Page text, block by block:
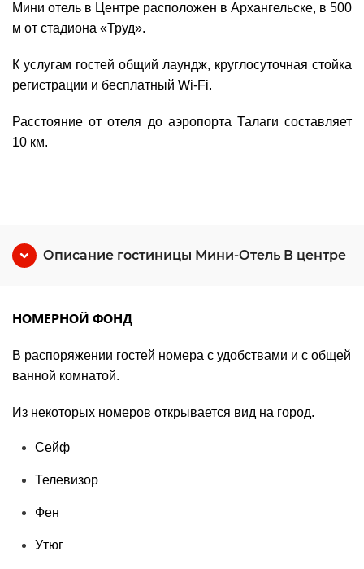
Мини отель в Центре расположен в Архангельске, в 500
м от стадиона «Труд».
К услугам гостей общий лаундж, круглосуточная стойка
регистрации и бесплатный Wi-Fi.
Расстояние от отеля до аэропорта Талаги составляет
10 км.
Описание гостиницы Мини-Отель В центре
НОМЕРНОЙ ФОНД
В распоряжении гостей номера с удобствами и с общей
ванной комнатой.
Из некоторых номеров открывается вид на город.
Сейф
Телевизор
Фен
Утюг